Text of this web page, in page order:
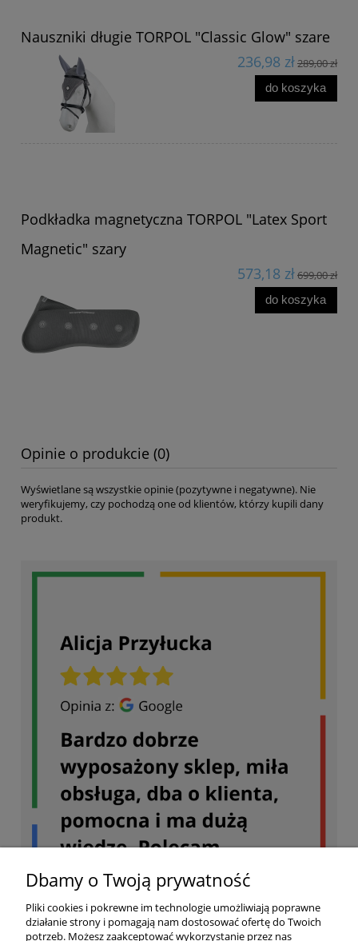
Nauszniki długie TORPOL "Classic Glow" szare
236,98 zł289,00 zł
do koszyka
Podkładka magnetyczna TORPOL "Latex Sport
Magnetic" szary
573,18 zł699,00 zł
do koszyka
Opinie o produkcie (0)
Wyświetlane są wszystkie opinie (pozytywne i negatywne). Nie
weryfikujemy, czy pochodzą one od klientów, którzy kupili dany
produkt.
Dbamy o Twoją prywatność
Pliki cookies i pokrewne im technologie umożliwiają poprawne
działanie strony i pomagają nam dostosować ofertę do Twoich
potrzeb. Możesz zaakceptować wykorzystanie przez nas